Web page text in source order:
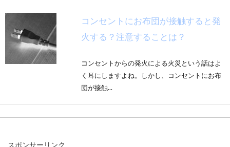
コンセントにお布団が接触すると発
火する？注意することは？
コンセントからの発火による火災という話はよ
く耳にしますよね。しかし、コンセントにお布
団が接触...
スポンサーリンク